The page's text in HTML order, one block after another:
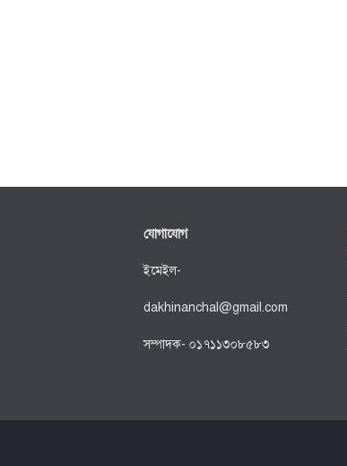
যোগাযোগ
ইমেইল-
dakhinanchal@gmail.com
সম্পাদক- ০১৭১১৩০৮৫৮৩